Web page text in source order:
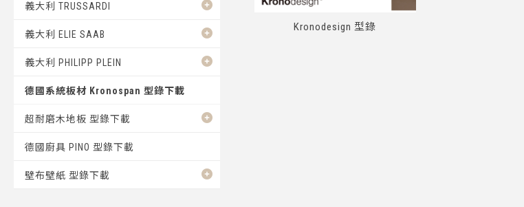
義大利 TRUSSARDI
義大利 ELIE SAAB
義大利 PHILIPP PLEIN
德國系統板材 Kronospan 型錄下載
超耐磨木地板 型錄下載
德國廚具 PINO 型錄下載
壁布壁紙 型錄下載
Kronodesign 型錄